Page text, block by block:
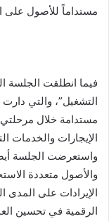
مستداماً للأصول على
فيما انطلقت الجلسة
التشغيل”، والتي
مستدامة خلال
الإيجارات والخدمات
واستعرضت الجلسة
والأصول متعددة
الإيرادات على المدى
الرقمية في تحسين